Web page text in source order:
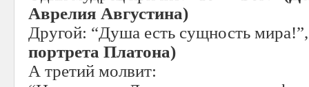
Аврелия Августина)
Другой: “Душа есть сущность
портрета Платона)
А третий молвит: